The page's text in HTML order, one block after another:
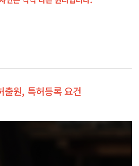
출원, 특허등록 요건